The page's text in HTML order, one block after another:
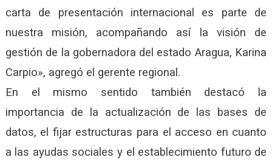
carta de presentación internacional es parte de
nuestra misión, acompañando así la visión de
gestión de la gobernadora del estado Aragua, Karina
Carpio», agregó el gerente regional.
En el mismo sentido también destacó la
importancia de la actualización de las bases de
datos, el fijar estructuras para el acceso en cuanto
a las ayudas sociales y el establecimiento futuro de